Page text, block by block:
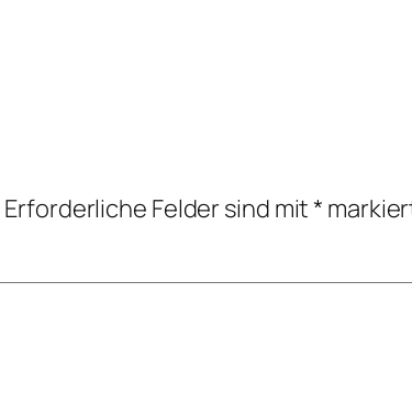
Erforderliche Felder sind mit*